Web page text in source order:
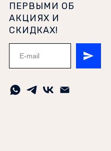
ПЕРВЫМИ ОБ
АКЦИЯХ И
СКИДКАХ!